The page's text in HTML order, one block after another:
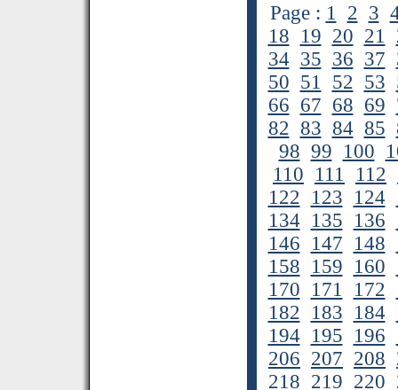
Page : 1 2 3
18 19 20 21
34 35 36 37
50 51 52 53
66 67 68 69
82 83 84 85
98 99 100
110 111 112
122 123 124
134 135 136
146 147 148
158 159 160
170 171 172
182 183 184
194 195 196
206 207 208
218 219 220